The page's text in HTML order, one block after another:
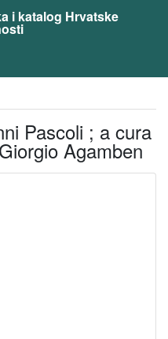
i katalog Hrvatske
Pascoli ; a cura
Agamben